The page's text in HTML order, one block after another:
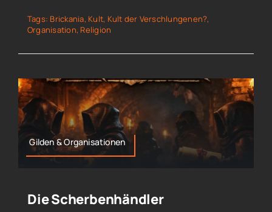
Tags: Brickania, Kult, Kult der Verschlungenen?,
Organisation, Religion
Gilden & Organisationen
Die Scherbenhändler